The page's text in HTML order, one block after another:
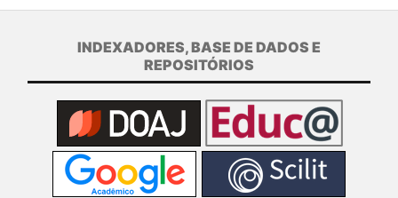
INDEXADORES, BASE DE DADOS E
REPOSITÓRIOS